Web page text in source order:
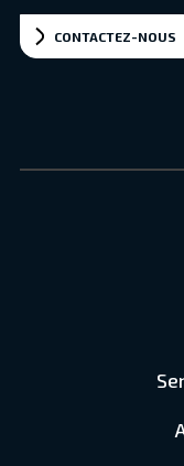
CONTACTEZ-NOUS